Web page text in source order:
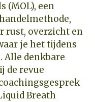
(MOL), een
rust, overzicht en
je het tijdens
Alle denkbare
de revue
Breath